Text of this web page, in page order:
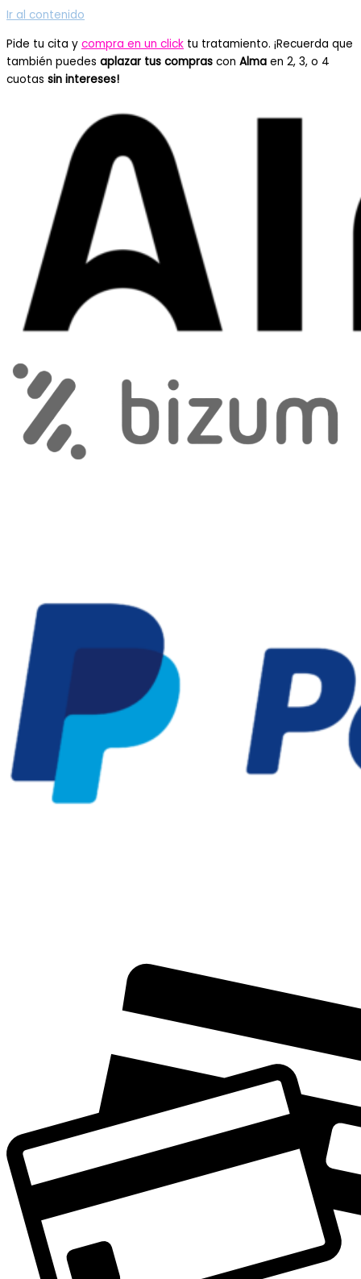
Ir al contenido
Pide tu cita y compra en un click tu tratamiento. ¡Recuerda que
también puedes aplazar tus compras con Alma en 2, 3, o 4
cuotas sin intereses!